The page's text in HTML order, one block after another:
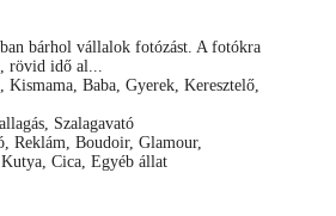
bárhol vállalok fotózást. A fotókra
rövid idő al...
Kismama, Baba, Gyerek, Keresztelő,
Szalagavató
Reklám, Boudoir, Glamour,
Cica, Egyéb állat